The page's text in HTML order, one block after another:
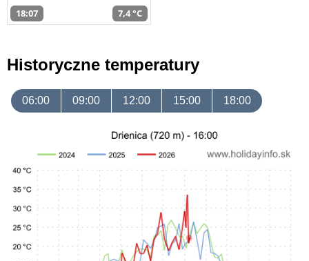
18:07 7,4 °C
Historyczne temperatury
06:00 09:00 12:00 15:00 18:00